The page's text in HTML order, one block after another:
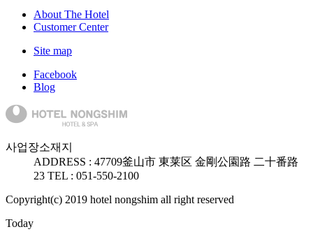
About The Hotel
Customer Center
Site map
Facebook
Blog
사업장소재지
ADDRESS : 47709釜山市 東莱区 金剛公園路 二十番路
23 TEL : 051-550-2100
Copyright(c) 2019 hotel nongshim all right reserved
Today